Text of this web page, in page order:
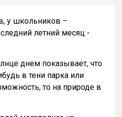
у школьников –
летний месяц -
днем показывает, что
в тени парка или
то на природе в